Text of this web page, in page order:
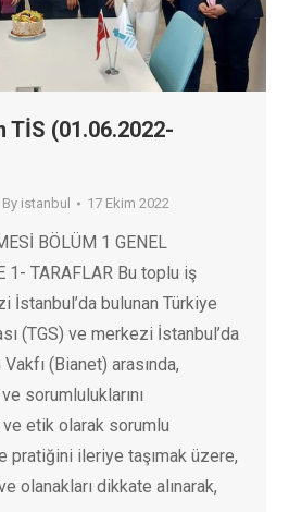
TİS (01.06.2022-
By istanbul 17 Ekim 2022
BÖLÜM 1 GENEL
1- TARAFLAR Bu toplu iş
bulunan Türkiye
(TGS) ve merkezi İstanbul’da
(Bianet) arasında,
sorumluluklarını
etik olarak sorumlu
pratiğini ileriye taşımak üzere,
olanakları dikkate alınarak,